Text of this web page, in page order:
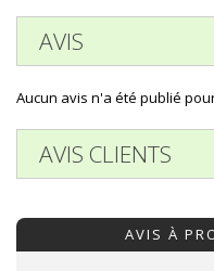
AVIS
Aucun avis n'a été publié
AVIS CLIENTS
AVIS À